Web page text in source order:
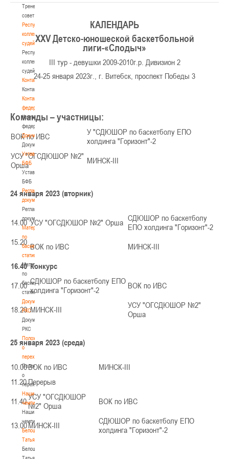
Тренерский
совет
Республиканская
коллегия
судей
Республиканская
коллегия
судей
Контакты
Контакты
Контакты
федерации
Контакты
федерации
Документы
Документы
Устав
БФБ
Устав
БФБ
Регламентирующие
документы
Регламентирующие
документы
Материалы
по
баскетбольной
статистике
Материалы
по
баскетбольной
статистике
Документы
РКС
Документы
РКС
Положение
о
переходах
Положение
о
переходах
Наши
чемпионы
Наши
чемпионы
Белошапко
Татьяна
Белошапко
Татьяна
КАЛЕНДАРЬ
XXV Детско-юношеской баскетбольной
лиги-«Слодыч»
III тур - девушки 2009-2010г.р. Дивизион 2
24-25 января 2023г., г. Витебск, проспект Победы 3
Команды – участницы:
ВОК по ИВС
У "СДЮШОР по баскетболу ЕПО
холдинга "Горизонт"-2
УСУ "ОГСДЮШОР №2"
Орша
МИНСК-III
24 января 2023 (вторник)
14.00 УСУ "ОГСДЮШОР №2" Орша СДЮШОР по баскетболу
ЕПО холдинга "Горизонт"-2
15.20 ВОК по ИВС МИНСК-III
16.40 Конкурс
17.00 СДЮШОР по баскетболу ЕПО
холдинга "Горизонт"-2
ВОК по ИВС
18.20 МИНСК-III
УСУ "ОГСДЮШОР №2"
Орша
25 января 2023 (среда)
10.00ВОК по ИВС
МИНСК-III
11.20Перерыв
11.40УСУ "ОГСДЮШОР
№2" Орша
ВОК по ИВС
13.00МИНСК-III
СДЮШОР по баскетболу ЕПО
холдинга "Горизонт"-2